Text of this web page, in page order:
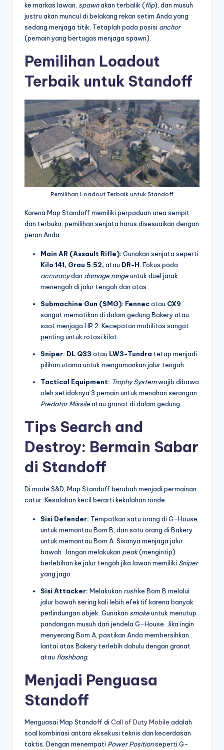
ke markas lawan, spawnakan terbalik (flip), dan musuh
justru akan muncul di belakang rekan setim Anda yang
sedang menjaga titik. Tetaplah pada posisi anchor
(pemain yang bertugas menjaga spawn).
Pemilihan Loadout
Terbaik untuk Standoff
Pemilihan Loadout Terbaik untuk Standoff
Karena Map Standoff memiliki perpaduan area sempit
dan terbuka, pemilihan senjata harus disesuaikan dengan
peran Anda:
Main AR (Assault Rifle): Gunakan senjata seperti
Kilo 141, Grau 5.52, atau DR-H . Fokus pada
accuracydan damage rangeuntuk duel jarak
menengah di jalur tengah dan atas.
Submachine Gun (SMG): Fennecatau CX9
sangat mematikan di dalam gedung Bakery atau
saat menjaga HP 2. Kecepatan mobilitas sangat
penting untuk rotasi kilat.
Sniper: DL Q33 atau LW3-Tundra tetap menjadi
pilihan utama untuk mengamankan jalur tengah.
Tactical Equipment: Trophy Systemwajib dibawa
oleh setidaknya 3 pemain untuk menahan serangan
Predator Missileatau granat di dalam gedung.
Tips Search and
Destroy: Bermain Sabar
di Standoff
Di mode S&D, Map Standoff berubah menjadi permainan
catur. Kesalahan kecil berarti kekalahan ronde.
Sisi Defender: Tempatkan satu orang di G-House
untuk memantau Bom B, dan satu orang di Bakery
untuk memantau Bom A. Sisanya menjaga jalur
bawah. Jangan melakukan peak(mengintip)
berlebihan ke jalur tengah jika lawan memiliki Sniper
yang jago.
Sisi Attacker: Melakukan rushke Bom B melalui
jalur bawah sering kali lebih efektif karena banyak
perlindungan objek. Gunakan smokeuntuk menutup
pandangan musuh dari jendela G-House. Jika ingin
menyerang Bom A, pastikan Anda membersihkan
lantai atas Bakery terlebih dahulu dengan granat
atau flashbang.
Menjadi Penguasa
Standoff
Menguasai Map Standoff di Call of Duty Mobile adalah
soal kombinasi antara eksekusi teknis dan kecerdasan
taktis. Dengan menempati Power Positionseperti G-